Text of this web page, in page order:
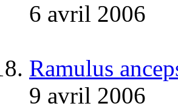
6 avril 2006
Ramulus
9 avril 2006